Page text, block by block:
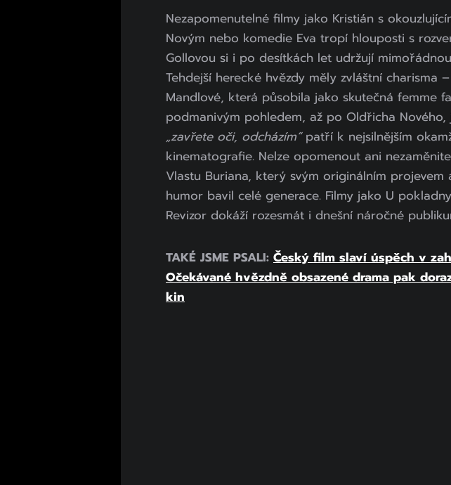
Nezapomenutelné filmy jako Kristián s
Novým nebo komedie Eva tropí hlouposti s
Gollovou si i po desítkách let udržují
Tehdejší herecké hvězdy měly zvláštní charisma
Mandlové, která působila jako skutečná femme
podmanivým pohledem, až po Oldřicha Nového,
„zavřete oči, odcházím“patří k nejsilnějším
kinematografie. Nelze opomenout ani
Vlastu Buriana, který svým originálním projevem
humor bavil celé generace. Filmy jako U
Revizor dokáží rozesmát i dnešní náročné
TAKÉ JSME PSALI: Český film slaví úspěch v
Očekávané hvězdně obsazené drama pak
kin